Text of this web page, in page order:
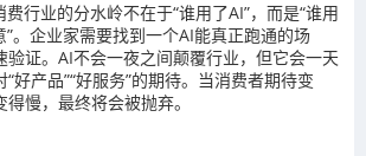
行业的分水岭不在于“谁用了AI”，而是“谁用
。企业家需要找到一个AI能真正跑通的场
证。 AI不会一夜之间颠覆行业，但它会一天
产品”“好服务”的期待。 当消费者期待变
慢，最终将会被抛弃。